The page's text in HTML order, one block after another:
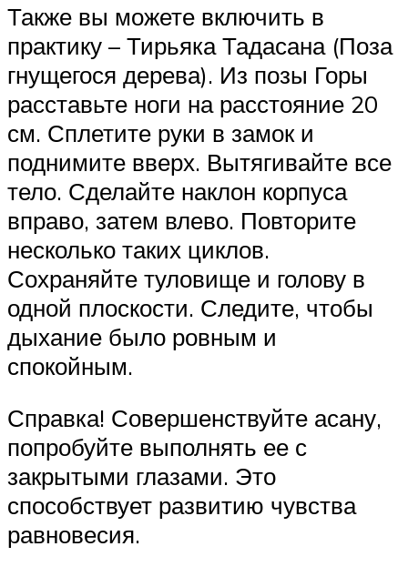
Также вы можете включить в
практику – Тирьяка Тадасана (Поза
гнущегося дерева). Из позы Горы
расставьте ноги на расстояние 20
см. Сплетите руки в замок и
поднимите вверх. Вытягивайте все
тело. Сделайте наклон корпуса
вправо, затем влево. Повторите
несколько таких циклов.
Сохраняйте туловище и голову в
одной плоскости. Следите, чтобы
дыхание было ровным и
спокойным.
Справка! Совершенствуйте асану,
попробуйте выполнять ее с
закрытыми глазами. Это
способствует развитию чувства
равновесия.